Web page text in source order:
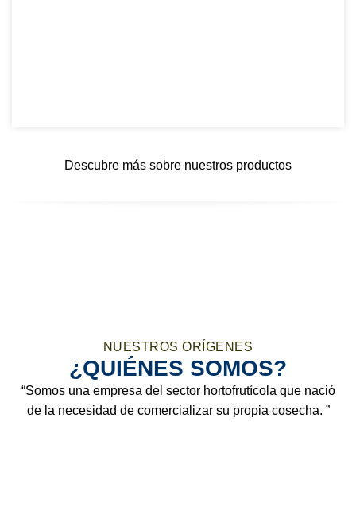
Descubre más sobre nuestros productos
NUESTROS ORÍGENES
¿QUIÉNES SOMOS?
“Somos una empresa del sector hortofrutícola que nació
de la necesidad de comercializar su propia cosecha. ”